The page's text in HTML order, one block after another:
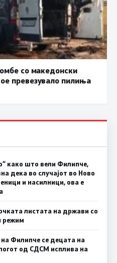
со македонски
превезувало пилиња
како што вели Филипче,
дека во случајот во Ново
и насилници, ова е
листата на држави со
режим
Филипче се децата на
од СДСМ исплива на